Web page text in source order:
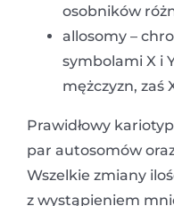
osobników
allosomy –
symbolami X i
mężczyzn, zaś
Prawidłowy kariotyp
par autosomów
Wszelkie zmiany
z wystąpieniem